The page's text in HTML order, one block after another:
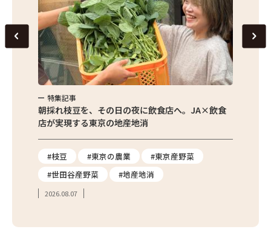
特集記事
朝採れ枝豆を、その日の夜に飲食店へ。JA×飲食
店が実現する東京の地産地消
#枝豆 #東京の農業
#東京産野菜
#世田谷産野菜
#地産地消
2026.08.07